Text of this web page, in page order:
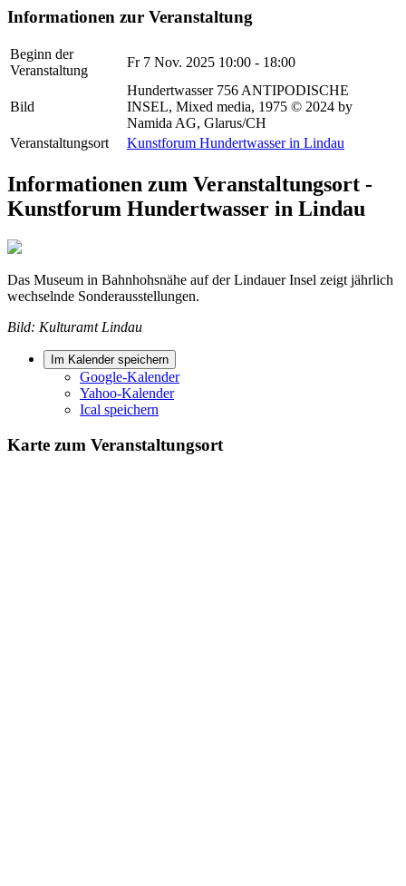
Informationen zur Veranstaltung
Beginn der
Veranstaltung
Fr 7 Nov. 2025 10:00 - 18:00
Bild
Hundertwasser 756 ANTIPODISCHE
INSEL, Mixed media, 1975 © 2024 by
Namida AG, Glarus/CH
Veranstaltungsort
Kunstforum Hundertwasser in Lindau
Informationen zum Veranstaltungsort -
Kunstforum Hundertwasser in Lindau
Das Museum in Bahnhohsnähe auf der Lindauer Insel zeigt jährlich
wechselnde Sonderausstellungen.
Bild: Kulturamt Lindau
Im Kalender speichern
Google-Kalender
Yahoo-Kalender
Ical speichern
Karte zum Veranstaltungsort